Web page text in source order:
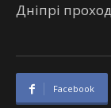
Дніпрі
Facebook